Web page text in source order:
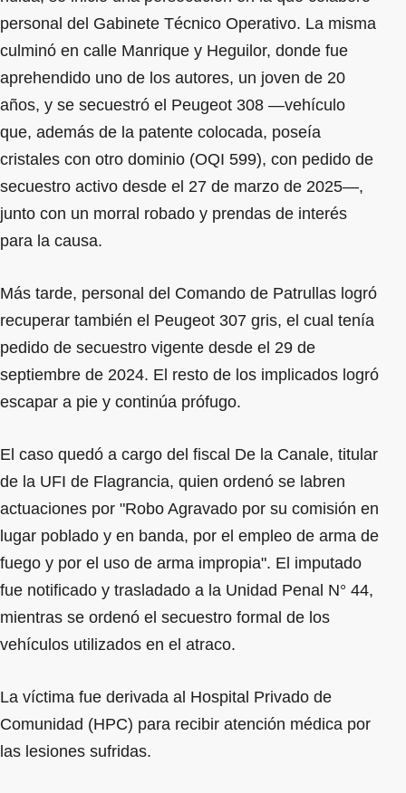
personal del Gabinete Técnico Operativo. La misma
culminó en calle Manrique y Heguilor, donde fue
aprehendido uno de los autores, un joven de 20
años, y se secuestró el Peugeot 308 —vehículo
que, además de la patente colocada, poseía
cristales con otro dominio (OQI 599), con pedido de
secuestro activo desde el 27 de marzo de 2025—,
junto con un morral robado y prendas de interés
para la causa.
Más tarde, personal del Comando de Patrullas logró
recuperar también el Peugeot 307 gris, el cual tenía
pedido de secuestro vigente desde el 29 de
septiembre de 2024. El resto de los implicados logró
escapar a pie y continúa prófugo.
El caso quedó a cargo del fiscal De la Canale, titular
de la UFI de Flagrancia, quien ordenó se labren
actuaciones por "Robo Agravado por su comisión en
lugar poblado y en banda, por el empleo de arma de
fuego y por el uso de arma impropia". El imputado
fue notificado y trasladado a la Unidad Penal N° 44,
mientras se ordenó el secuestro formal de los
vehículos utilizados en el atraco.
La víctima fue derivada al Hospital Privado de
Comunidad (HPC) para recibir atención médica por
las lesiones sufridas.